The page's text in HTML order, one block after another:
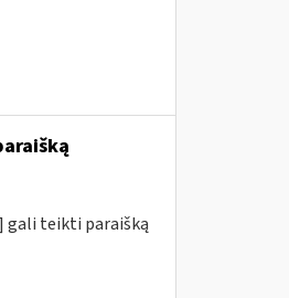
gali teikti paraišką